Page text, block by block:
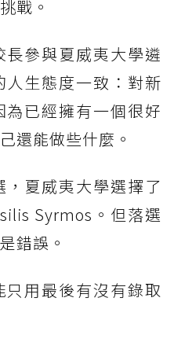
戰。
參與夏威夷大學遴
生態度一致：對新
已經擁有一個很好
還能做些什麼。
夏威夷大學選擇了
Syrmos。但落選
錯誤。
用最後有沒有錄取